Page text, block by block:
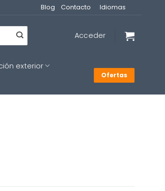
Blog Contacto Idiomas
Acceder
exterior
Ofertas